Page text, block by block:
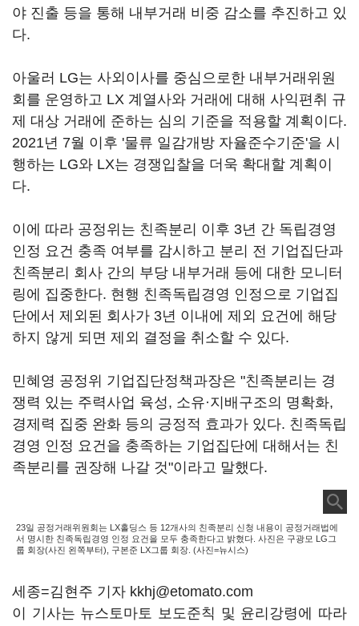
야 진출 등을 통해 내부거래 비중 감소를 추진하고 있
다.
아울러 LG는 사외이사를 중심으로한 내부거래위원
회를 운영하고 LX 계열사와 거래에 대해 사익편취 규
제 대상 거래에 준하는 심의 기준을 적용할 계획이다.
2021년 7월 이후 '물류 일감개방 자율준수기준'을 시
행하는 LG와 LX는 경쟁입찰을 더욱 확대할 계획이
다.
이에 따라 공정위는 친족분리 이후 3년 간 독립경영
인정 요건 충족 여부를 감시하고 분리 전 기업집단과
친족분리 회사 간의 부당 내부거래 등에 대한 모니터
링에 집중한다. 현행 친족독립경영 인정으로 기업집
단에서 제외된 회사가 3년 이내에 제외 요건에 해당
하지 않게 되면 제외 결정을 취소할 수 있다.
민혜영 공정위 기업집단정책과장은 "친족분리는 경
쟁력 있는 주력사업 육성, 소유·지배구조의 명확화,
경제력 집중 완화 등의 긍정적 효과가 있다. 친족독립
경영 인정 요건을 충족하는 기업집단에 대해서는 친
족분리를 권장해 나갈 것"이라고 말했다.
23일 공정거래위원회는 LX홀딩스 등 12개사의 친족분리 신청 내용이 공정거래법에
서 명시한 친족독립경영 인정 요건을 모두 충족한다고 밝혔다. 사진은 구광모 LG그
룹 회장(사진 왼쪽부터), 구본준 LX그룹 회장. (사진=뉴시스)
세종=김현주 기자 kkhj@etomato.com
이 기사는 뉴스토마토 보도준칙 및 윤리강령에 따라